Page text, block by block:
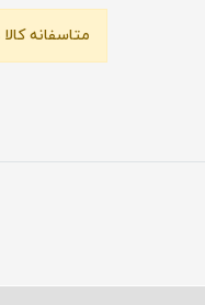
متاسفانه